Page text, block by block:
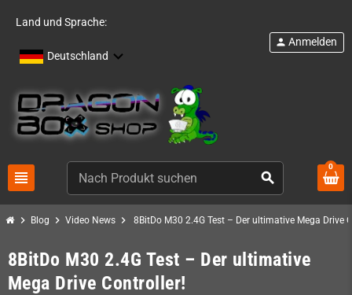
Land und Sprache:
Deutschland
view_headline search
person Anmelden
0
chevron_right Blog chevron_right Video News chevron_right 8BitDo M30 2.4G Test – Der ultimative Mega Drive
8BitDo M30 2.4G Test – Der ultimative
Mega Drive Controller!